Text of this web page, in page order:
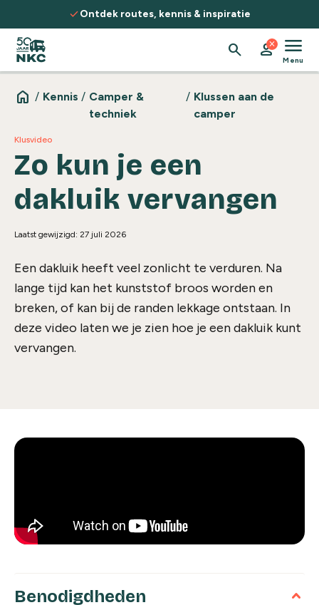
Spring naar de inhoud
checkOntdek routes, kennis & inspiratie
search person
close menu
Menu
home / Kennis / Camper &
techniek
/ Klussen aan de
camper
Klusvideo
Zo kun je een
dakluik vervangen
Laatst gewijzigd: 27 juli 2026
Een dakluik heeft veel zonlicht te verduren. Na
lange tijd kan het kunststof broos worden en
breken, of kan bij de randen lekkage ontstaan. In
deze video laten we je zien hoe je een dakluik kunt
vervangen.
Benodigdheden